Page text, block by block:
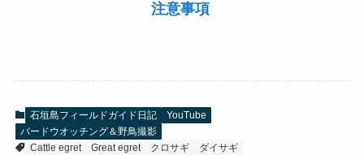
注意事項
石垣島フィールドガイド日記
YouTube
バードウオッチング＆野鳥撮影
Cattle egret
Great egret クロサギ ダイサギ